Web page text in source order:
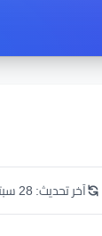
آخر تحديث:28 سبتمبر 2025 11:52 م